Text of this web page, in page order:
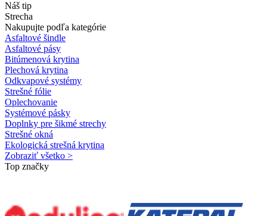
Náš tip
Strecha
Nakupujte podľa kategórie
Asfaltové šindle
Asfaltové pásy
Bitúmenová krytina
Plechová krytina
Odkvapové systémy
Strešné fólie
Oplechovanie
Systémové pásky
Doplnky pre šikmé strechy
Strešné okná
Ekologická strešná krytina
Zobraziť všetko >
Top značky